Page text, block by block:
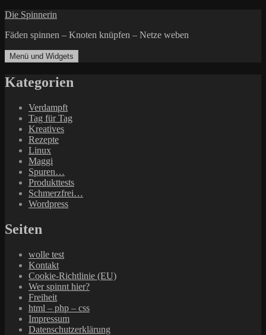
Zum
springen
Die Spinnerin
Fäden spinnen – Knoten knüpfen – Netze weben
Menü und Widgets
Kategorien
Verdampft
Tag für Tag
Kreatives
Rezepte
Linux
Maggi
Spuren…
Produkttests
Schmerzfrei…
Wordpress
Seiten
wolle test
Kontakt
Cookie-Richtlinie (EU)
Wer spinnt hier?
Freiheit
html – php – css
Impressum
Datenschutzerklärung